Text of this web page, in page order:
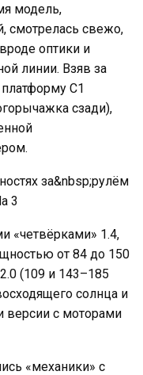
модель,
смотрелась свежо,
оптики и
линии. Взяв за
C1
сзади),
«четвёрками» 1.4,
от 84 до 150
(109 и 143–185
солнца и
версии с моторами
«механики» с